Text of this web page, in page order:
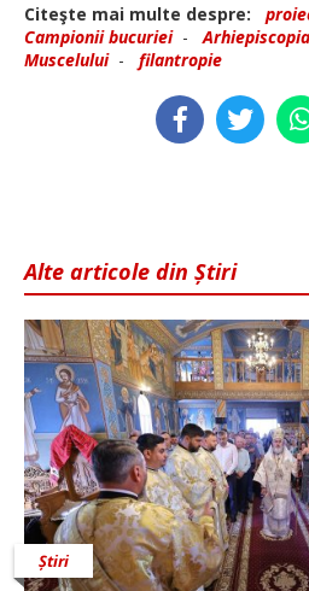
Citeşte mai multe despre:
Campionii bucuriei-
Muscelului- filantropie
Alte articole din Știri
Știri